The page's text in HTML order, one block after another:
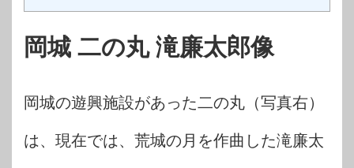
岡城 二の丸 滝廉太郎像
岡城の遊興施設があった二の丸（写真右）
は、現在では、荒城の月を作曲した滝廉太